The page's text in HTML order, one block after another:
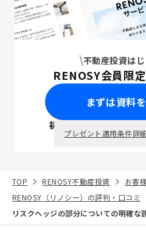
不動産投資は
RENOSY会員限
まずは資料
初回面談で ポ
プレゼント適用条件詳細
TOP RENOSY不動産投資
お客
RENOSY（リノシー）の評判・口コミ
リスクヘッジの部分についての明確な